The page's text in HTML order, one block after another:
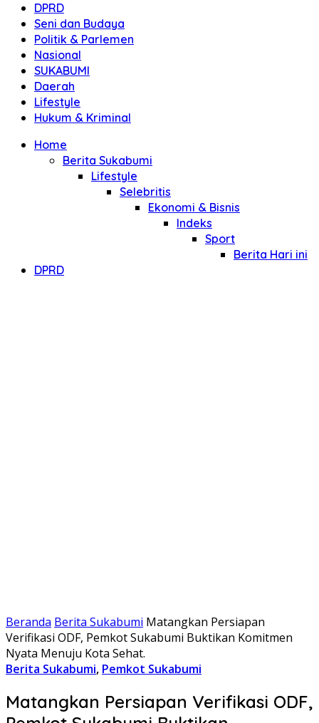
DPRD
Seni dan Budaya
Politik & Parlemen
Nasional
SUKABUMI
Daerah
Lifestyle
Hukum & Kriminal
Home
Berita Sukabumi
Lifestyle
Selebritis
Ekonomi & Bisnis
Indeks
Sport
Berita Hari ini
DPRD
Beranda Berita Sukabumi Matangkan Persiapan
Verifikasi ODF, Pemkot Sukabumi Buktikan Komitmen
Nyata Menuju Kota Sehat.
Berita Sukabumi, Pemkot Sukabumi
Matangkan Persiapan Verifikasi ODF,